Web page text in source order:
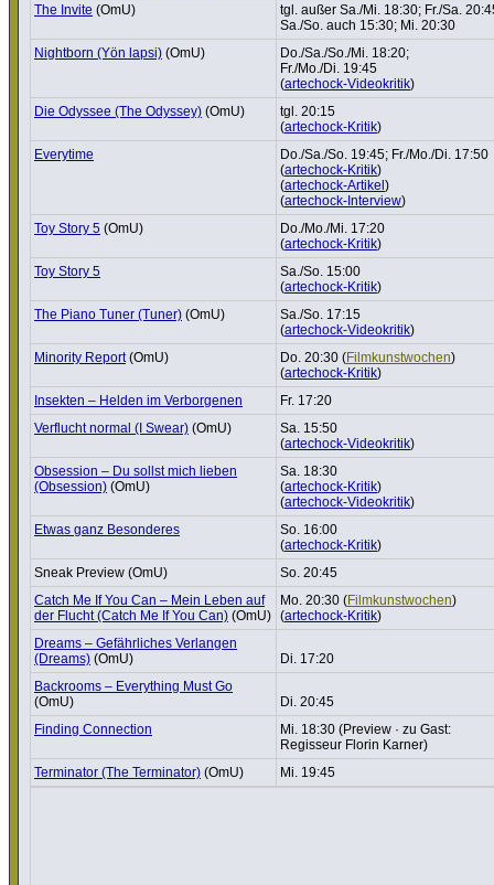
The Invite (OmU)
tgl. außer Sa./Mi. 18:30; Fr./Sa.
Sa./So. auch 15:30; Mi. 20:30
Nightborn (Yön lapsi) (OmU)
Do./Sa./So./Mi. 18:20;
Fr./Mo./Di. 19:45
(artechock-Videokritik)
Die Odyssee (The Odyssey) (OmU)
tgl. 20:15
(artechock-Kritik)
Everytime
Do./Sa./So. 19:45; Fr./Mo./Di. 17:50
(artechock-Kritik)
(artechock-Artikel)
(artechock-Interview)
Toy Story 5 (OmU)
Do./Mo./Mi. 17:20
(artechock-Kritik)
Toy Story 5
Sa./So. 15:00
(artechock-Kritik)
The Piano Tuner (Tuner) (OmU)
Sa./So. 17:15
(artechock-Videokritik)
Minority Report(OmU) Do. 20:30 (Film­kunst­wo­chen)
(artechock-Kritik)
Insekten – Helden im Verbor­genen
Fr. 17:20
Verflucht normal (I Swear) (OmU)
Sa. 15:50
(artechock-Videokritik)
Obsession – Du sollst mich lieben
(Obsession) (OmU)
Sa. 18:30
(artechock-Kritik)
(artechock-Videokritik)
Etwas ganz Beson­deres
So. 16:00
(artechock-Kritik)
Sneak Preview (OmU)
So. 20:45
Catch Me If You Can – Mein Leben auf
der Flucht (Catch Me If You Can) (OmU)
Mo. 20:30 (Film­kunst­wo­chen)
(artechock-Kritik)
Dreams – Gefähr­li­ches Verlangen
(Dreams) (OmU)
Di. 17:20
Backrooms – Ever­y­thing Must Go
(OmU)
Di. 20:45
Finding Connec­tion
Mi. 18:30 (Preview · zu Gast:
Regisseur Florin Karner)
Termi­nator (The Termi­nator) (OmU) Mi. 19:45